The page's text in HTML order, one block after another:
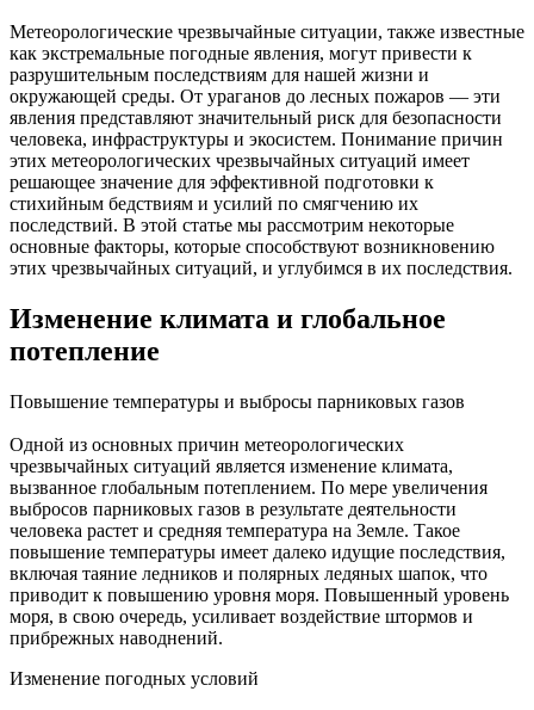
Метеорологические чрезвычайные ситуации, также известные
как экстремальные погодные явления, могут привести к
разрушительным последствиям для нашей жизни и
окружающей среды. От ураганов до лесных пожаров — эти
явления представляют значительный риск для безопасности
человека, инфраструктуры и экосистем. Понимание причин
этих метеорологических чрезвычайных ситуаций имеет
решающее значение для эффективной подготовки к
стихийным бедствиям и усилий по смягчению их
последствий. В этой статье мы рассмотрим некоторые
основные факторы, которые способствуют возникновению
этих чрезвычайных ситуаций, и углубимся в их последствия.
Изменение климата и глобальное
потепление
Повышение температуры и выбросы парниковых газов
Одной из основных причин метеорологических
чрезвычайных ситуаций является изменение климата,
вызванное глобальным потеплением. По мере увеличения
выбросов парниковых газов в результате деятельности
человека растет и средняя температура на Земле. Такое
повышение температуры имеет далеко идущие последствия,
включая таяние ледников и полярных ледяных шапок, что
приводит к повышению уровня моря. Повышенный уровень
моря, в свою очередь, усиливает воздействие штормов и
прибрежных наводнений.
Изменение погодных условий